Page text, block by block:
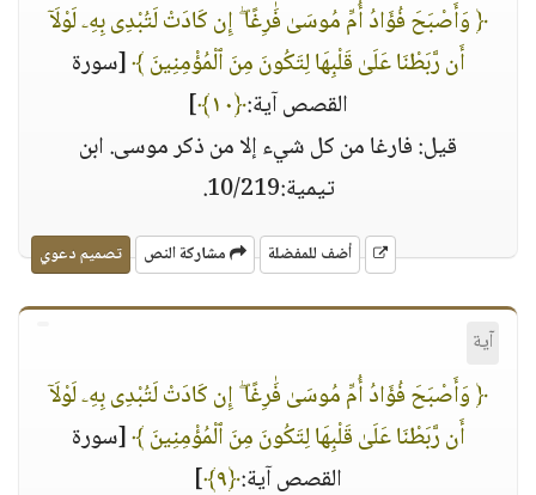
﴿ وَأَصْبَحَ فُؤَادُ أُمِّ مُوسَىٰ فَٰرِغًا ۖ إِن كَادَتْ لَتُبْدِى بِهِۦ لَوْلَآ
أَن رَّبَطْنَا عَلَىٰ قَلْبِهَا لِتَكُونَ مِنَ ٱلْمُؤْمِنِينَ ﴾[سورة
القصص آية:﴿١٠﴾
]
قيل: فارغا من كل شيء إلا من ذكر موسى. ابن
تيمية:10/219.
أضف للمفضلة مشاركة النص تصميم دعوي
آية
﴿ وَأَصْبَحَ فُؤَادُ أُمِّ مُوسَىٰ فَٰرِغًا ۖ إِن كَادَتْ لَتُبْدِى بِهِۦ لَوْلَآ
أَن رَّبَطْنَا عَلَىٰ قَلْبِهَا لِتَكُونَ مِنَ ٱلْمُؤْمِنِينَ ﴾[سورة
القصص آية:﴿٩﴾ ]